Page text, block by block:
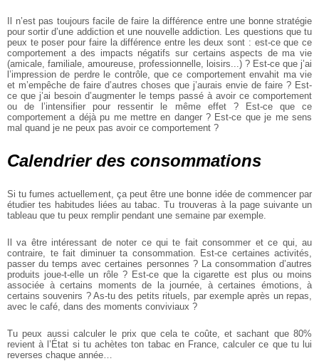
Il n’est pas toujours facile de faire la différence entre une bonne stratégie
pour sortir d’une addiction et une nouvelle addiction. Les questions que tu
peux te poser pour faire la différence entre les deux sont : est-ce que ce
comportement a des impacts négatifs sur certains aspects de ma vie
(amicale, familiale, amoureuse, professionnelle, loisirs...) ? Est-ce que j’ai
l’impression de perdre le contrôle, que ce comportement envahit ma vie
et m’empêche de faire d’autres choses que j’aurais envie de faire ? Est-
ce que j’ai besoin d’augmenter le temps passé à avoir ce comportement
ou de l’intensifier pour ressentir le même effet ? Est-ce que ce
comportement a déjà pu me mettre en danger ? Est-ce que je me sens
mal quand je ne peux pas avoir ce comportement ?
Calendrier des consommations
Si tu fumes actuellement, ça peut être une bonne idée de commencer par
étudier tes habitudes liées au tabac. Tu trouveras à la page suivante un
tableau que tu peux remplir pendant une semaine par exemple.
Il va être intéressant de noter ce qui te fait consommer et ce qui, au
contraire, te fait diminuer ta consommation. Est-ce certaines activités,
passer du temps avec certaines personnes ? La consommation d’autres
produits joue-t-elle un rôle ? Est-ce que la cigarette est plus ou moins
associée à certains moments de la journée, à certaines émotions, à
certains souvenirs ? As-tu des petits rituels, par exemple après un repas,
avec le café, dans des moments conviviaux ?
Tu peux aussi calculer le prix que cela te coûte, et sachant que 80%
revient à l’État si tu achètes ton tabac en France, calculer ce que tu lui
reverses chaque année…